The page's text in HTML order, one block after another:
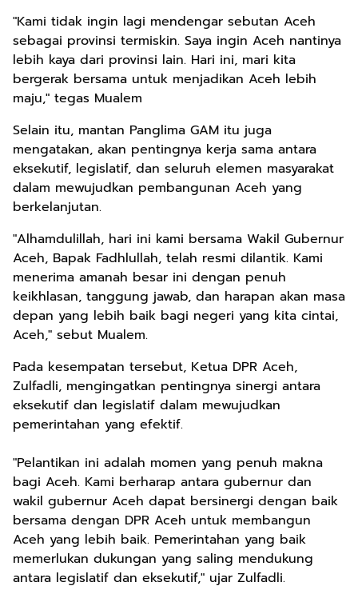
"Kami tidak ingin lagi mendengar sebutan Aceh
sebagai provinsi termiskin. Saya ingin Aceh nantinya
lebih kaya dari provinsi lain. Hari ini, mari kita
bergerak bersama untuk menjadikan Aceh lebih
maju," tegas Mualem
Selain itu, mantan Panglima GAM itu juga
mengatakan, akan pentingnya kerja sama antara
eksekutif, legislatif, dan seluruh elemen masyarakat
dalam mewujudkan pembangunan Aceh yang
berkelanjutan.
"Alhamdulillah, hari ini kami bersama Wakil Gubernur
Aceh, Bapak Fadhlullah, telah resmi dilantik. Kami
menerima amanah besar ini dengan penuh
keikhlasan, tanggung jawab, dan harapan akan masa
depan yang lebih baik bagi negeri yang kita cintai,
Aceh," sebut Mualem.
Pada kesempatan tersebut, Ketua DPR Aceh,
Zulfadli, mengingatkan pentingnya sinergi antara
eksekutif dan legislatif dalam mewujudkan
pemerintahan yang efektif.
"Pelantikan ini adalah momen yang penuh makna
bagi Aceh. Kami berharap antara gubernur dan
wakil gubernur Aceh dapat bersinergi dengan baik
bersama dengan DPR Aceh untuk membangun
Aceh yang lebih baik. Pemerintahan yang baik
memerlukan dukungan yang saling mendukung
antara legislatif dan eksekutif," ujar Zulfadli.